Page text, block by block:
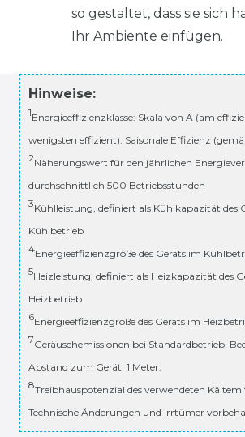
so gestaltet, dass sie sich
Ihr Ambiente einfügen.
Hinweise:
1Energieeffizienzklasse: Skala von A (am
wenigsten effizient). Saisonale Effizienz
2Näherungswert für den jährlichen
durchschnittlich 500 Betriebsstunden
3Kühlleistung, definiert als Kühlkapazität des
Kühlbetrieb
4Energieeffizienzgröße des Geräts im
5Heizleistung, definiert als Heizkapazität des
Heizbetrieb
6Energieeffizienzgröße des Geräts im
7Geräuschemissionen bei Standardbetrieb.
Abstand zum Gerät: 1 Meter.
8Treibhauspotenzial des verwendeten
Technische Änderungen und Irrtümer